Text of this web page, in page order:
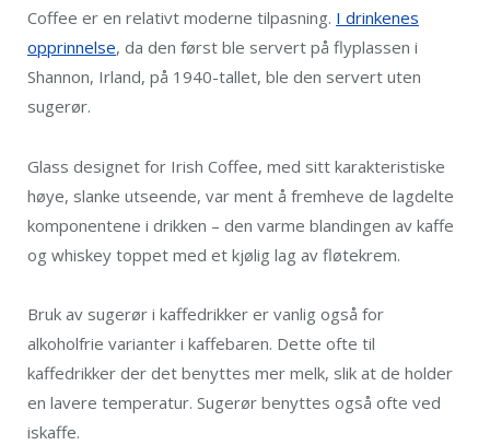
Coffee er en relativt moderne tilpasning. I drinkenes
opprinnelse, da den først ble servert på flyplassen i
Shannon, Irland, på 1940-tallet, ble den servert uten
sugerør.
Glass designet for Irish Coffee, med sitt karakteristiske
høye, slanke utseende, var ment å fremheve de lagdelte
komponentene i drikken – den varme blandingen av kaffe
og whiskey toppet med et kjølig lag av fløtekrem.
Bruk av sugerør i kaffedrikker er vanlig også for
alkoholfrie varianter i kaffebaren. Dette ofte til
kaffedrikker der det benyttes mer melk, slik at de holder
en lavere temperatur. Sugerør benyttes også ofte ved
iskaffe.